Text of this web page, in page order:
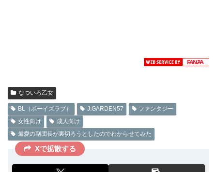
なついろ乙女
BL（ボーイズラブ） J.GARDEN57
ファンタジー
女性向け
成人向け
最愛の副団長が裏切ろうとしたのでわからせてみた
Xで拡散する